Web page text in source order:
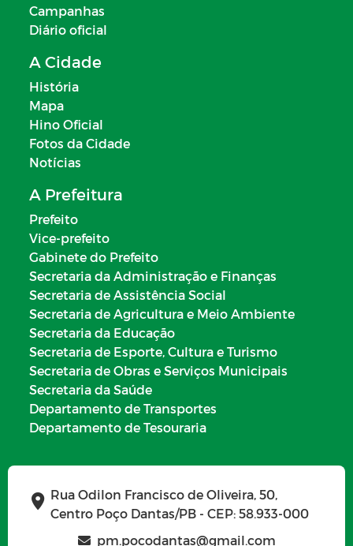
Campanhas
Diário oficial
A Cidade
História
Mapa
Hino Oficial
Fotos da Cidade
Notícias
A Prefeitura
Prefeito
Vice-prefeito
Gabinete do Prefeito
Secretaria da Administração e Finanças
Secretaria de Assistência Social
Secretaria de Agricultura e Meio Ambiente
Secretaria da Educação
Secretaria de Esporte, Cultura e Turismo
Secretaria de Obras e Serviços Municipais
Secretaria da Saúde
Departamento de Transportes
Departamento de Tesouraria
Rua Odilon Francisco de Oliveira, 50,
Centro Poço Dantas/PB - CEP: 58.933-000
pm.pocodantas@gmail.com